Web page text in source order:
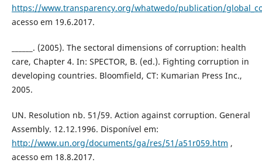
https://www.transparency.org/whatwedo/publication/
acesso em 19.6.2017.
______. (2005). The sectoral dimensions of corruption: health
care, Chapter 4. In: SPECTOR, B. (ed.). Fighting corruption in
developing countries. Bloomfield, CT: Kumarian Press Inc.,
2005.
UN. Resolution nb. 51/59. Action against corruption. General
Assembly. 12.12.1996. Disponível em:
http://www.un.org/documents/ga/res/51/a51r059.htm ,
acesso em 18.8.2017.